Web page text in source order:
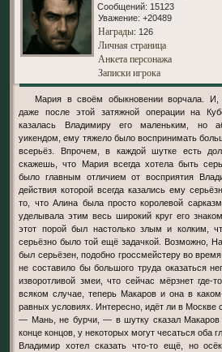
Сообщений: 15123
Уважение: +20489
Награды: 126
Личная страница
Анкета персонажа
Записки игрока
Мария в своём обыкновении ворчала. И, признаться откровенно,
даже после этой затяжной операции на
казалась Владимиру его маленьким, но
уикендом, ему тяжело было воспринимать
всерьёз. Впрочем, в каждой шутке есть
скажешь, что Мария всегда хотела быть
было главным отличием от восприятия
действия которой всегда казались ему
то, что Алина была просто королевой
уделывала этим весь широкий круг его
этот порой был настолько злым и колким,
серьёзно было той ещё задачкой. Возможно,
был серьёзен, подобно гроссмейстеру во
не составило бы большого труда оказаться
изворотливой змеи, что сейчас мёрзнет где-
всяком случае, теперь Макаров и она в
равных условиях. Интересно, идёт ли в Москве
— Мань, не бурчи, — в шутку сказал Макаров
конце концов, у некоторых могут чесаться оба
Владимир хотел сказать что-то ещё, но